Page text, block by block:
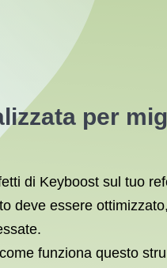
per
di Keyboost sul tuo
deve essere
funziona questo